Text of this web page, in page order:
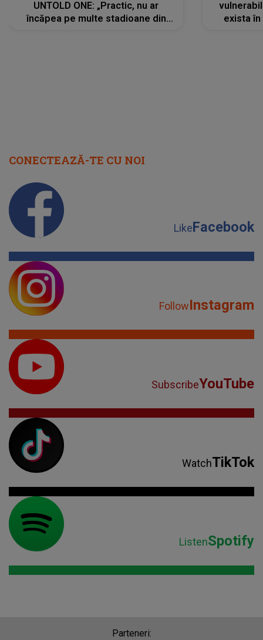
UNTOLD ONE: „Practic, nu ar
încăpea pe multe stadioane din
exista
CONECTEAZĂ-TE CU NOI
LikeFacebook
FollowInstagram
SubscribeYouTube
WatchTikTok
ListenSpotify
Parteneri: